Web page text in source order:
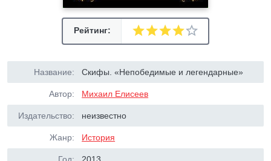
Рейтинг:
Название: Скифы. «Непобедимые и легендарные»
Автор: Михаил Елисеев
Издательство: неизвестно
Жанр: История